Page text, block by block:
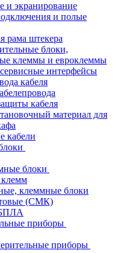
и экранирование
и полые
рама штекера
блоки,
клеммы и евроклеммы
интерфейсы
кабеля
кабеля
материал для
кабели
блоки
клемм
клеммные блоки
(СМК)
приборы
приборы